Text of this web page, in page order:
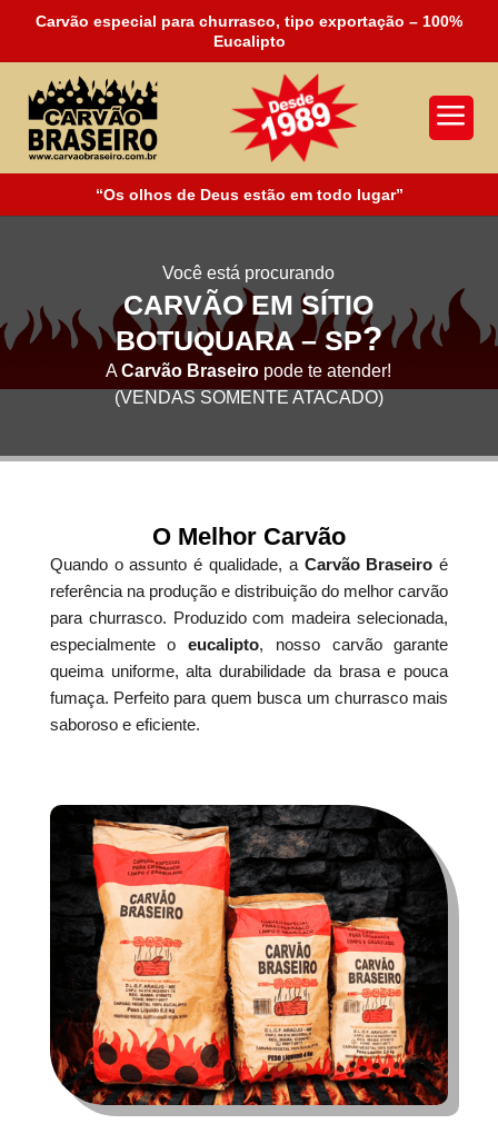
Carvão especial para churrasco, tipo exportação – 100%
Eucalipto
a
“Os olhos de Deus estão em todo lugar”
Você está procurando
CARVÃO EM SÍTIO
BOTUQUARA – SP?
ACarvão Braseiro pode te atender!
(VENDAS SOMENTE ATACADO)
O Melhor Carvão
Quando o assunto é qualidade, a Carvão Braseiro é
referência na produção e distribuição do melhor carvão
para churrasco. Produzido com madeira selecionada,
especialmente oeucalipto, nosso carvão garante
queima uniforme, alta durabilidade da brasa e pouca
fumaça. Perfeito para quem busca um churrasco mais
saboroso e eficiente.